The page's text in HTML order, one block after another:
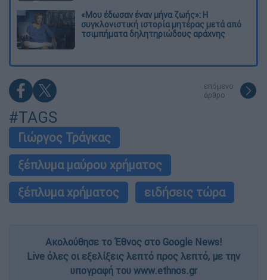
«Μου έδωσαν έναν μήνα ζωής»: Η
συγκλονιστική ιστορία μητέρας μετά από
τσιμπήματα δηλητηριώδους αράχνης
επόμενο
άρθρο
#TAGS
Γιώργος Τράγκας
ξέπλυμα μαύρου χρήματος
ξέπλυμα χρήματος
ειδήσεις τώρα
Ακολούθησε το Έθνος στο Google News!
Live όλες οι εξελίξεις λεπτό προς λεπτό, με την
υπογραφή του www.ethnos.gr